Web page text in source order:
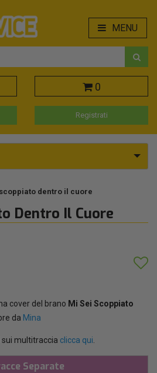
MENU
0
Registrati
dentro il cuore
Dentro Il Cuore
cover del brano Mi Sei Scoppiato
da Mina
multitraccia clicca qui
Separate